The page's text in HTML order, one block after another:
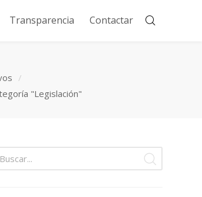
Transparencia Contactar
"Legislación"